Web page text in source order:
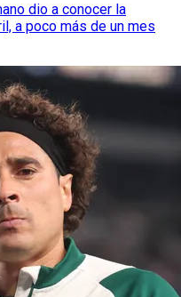
dio a conocer la
a poco más de un mes